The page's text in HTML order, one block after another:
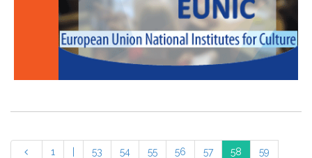
1 53 54 55 56 57 58 59